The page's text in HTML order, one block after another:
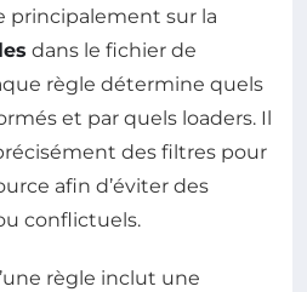
principalement sur la
dans le fichier de
règle détermine quels
et par quels loaders. Il
des filtres pour
afin d’éviter des
conflictuels.
règle inclut une